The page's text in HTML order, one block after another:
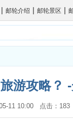
| 邮轮介绍 | 邮轮景区 |
游攻略？
11 10:00 点击：